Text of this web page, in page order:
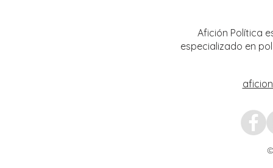
Afición Política
especializado en